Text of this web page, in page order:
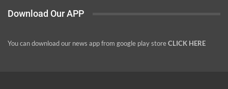
Download Our APP
You can download our news app from google play storeCLICK HERE